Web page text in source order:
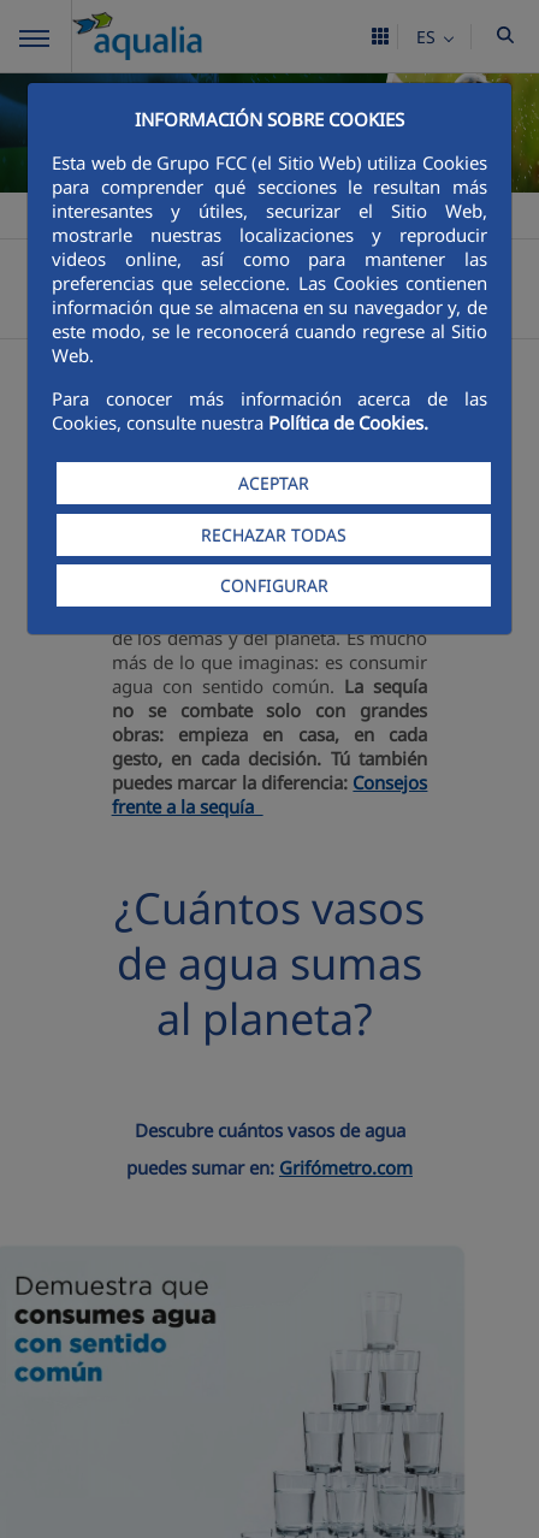
INFORMACIÓN SOBRE COOKIES
Esta web de Grupo FCC (el Sitio Web) utiliza Cookies
para comprender qué secciones le resultan más
interesantes y útiles, securizar el Sitio Web,
mostrarle nuestras localizaciones y reproducir
videos online, así como para mantener las
preferencias que seleccione. Las Cookies contienen
información que se almacena en su navegador y, de
este modo, se le reconocerá cuando regrese al Sitio
Web.
Para conocer más información acerca de las
Cookies, consulte nuestra Política de Cookies.
ACEPTAR
RECHAZAR TODAS
CONFIGURAR
ES
Aqualia ES >Sostenibilidad >frente a la sequia
Aqualia ES
Sostenibilidad
Sensibilización
Actúa
frente a la sequia
la sequía
Desde cómo te duchas hasta cómo
cocinas o pones la lavadora, cada
decisión cuenta. Adoptar hábitos
responsables en tu día a día no solo
cuida del agua, también cuida de ti,
de los demás y del planeta. Es mucho
más de lo que imaginas: es consumir
agua con sentido común. La sequía
no se combate solo con grandes
obras: empieza en casa, en cada
gesto, en cada decisión. Tú también
puedes marcar la diferencia: Consejos
frente a la sequía
¿Cuántos vasos
de agua sumas
al planeta?
Descubre cuántos vasos de agua
puedes sumar en: Grifómetro.com